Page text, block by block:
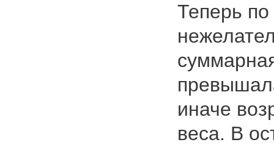
Теперь
иначе
веса. В